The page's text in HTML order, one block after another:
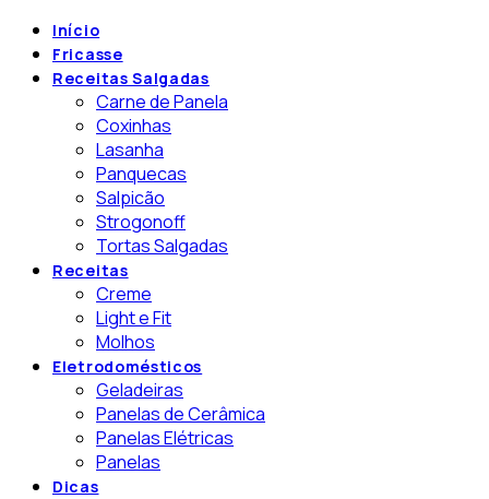
Início
Fricasse
Receitas Salgadas
Carne de Panela
Coxinhas
Lasanha
Panquecas
Salpicão
Strogonoff
Tortas Salgadas
Receitas
Creme
Light e Fit
Molhos
Eletrodomésticos
Geladeiras
Panelas de Cerâmica
Panelas Elétricas
Panelas
Dicas